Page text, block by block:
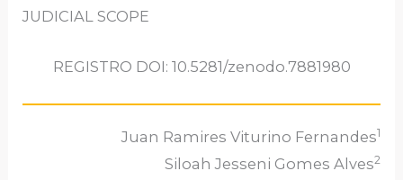
JUDICIAL SCOPE
REGISTRO DOI: 10.5281/zenodo.7881980
Juan Ramires Viturino Fernandes1
Siloah Jesseni Gomes Alves2